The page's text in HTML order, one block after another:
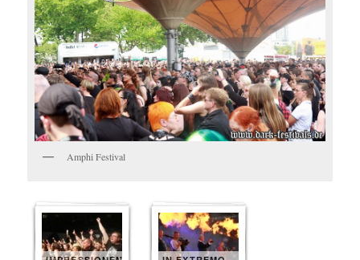
Amphi Festival